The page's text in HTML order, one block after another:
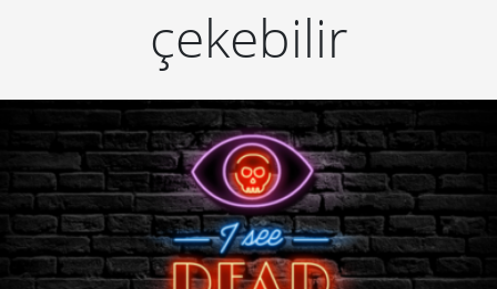
çekebilir